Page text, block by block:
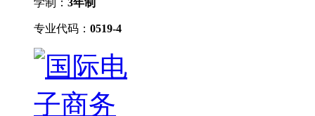
专业代码： 0519-4